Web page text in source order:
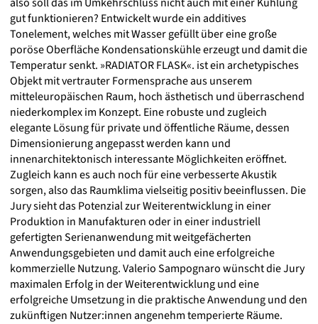
gut funktionieren? Entwickelt wurde ein additives
Tonelement, welches mit Wasser gefüllt über eine große
poröse Oberfläche Kondensationskühle erzeugt und damit die
Temperatur senkt. »RADIATOR FLASK«. ist ein archetypisches
Objekt mit vertrauter Formensprache aus unserem
mitteleuropäischen Raum, hoch ästhetisch und überraschend
niederkomplex im Konzept. Eine robuste und zugleich
elegante Lösung für private und öffentliche Räume, dessen
Dimensionierung angepasst werden kann und
innenarchitektonisch interessante Möglichkeiten eröffnet.
Zugleich kann es auch noch für eine verbesserte Akustik
sorgen, also das Raumklima vielseitig positiv beeinflussen. Die
Jury sieht das Potenzial zur Weiterentwicklung in einer
Produktion in Manufakturen oder in einer industriell
gefertigten Serienanwendung mit weitgefächerten
Anwendungsgebieten und damit auch eine erfolgreiche
kommerzielle Nutzung. Valerio Sampognaro wünscht die Jury
maximalen Erfolg in der Weiterentwicklung und eine
erfolgreiche Umsetzung in die praktische Anwendung und den
zukünftigen Nutzer:innen angenehm temperierte Räume.